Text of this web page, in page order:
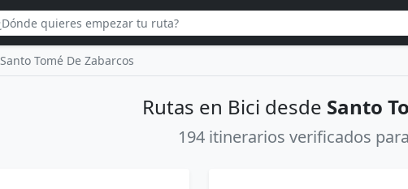
Santo Tomé De Zabarcos
Rutas en Bici desde Santo
194 itinerarios verificados